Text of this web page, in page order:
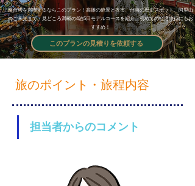
南台湾を満喫するならこのプラン！高雄の絶景と夜市、台南の歴史スポット、阿里山
のご来光まで、見どころ満載の4泊5日モデルコースを紹介。初めての台湾旅行にもお
すすめ！
このプランの見積りを依頼する
旅のポイント・旅程内容
担当者からのコメント